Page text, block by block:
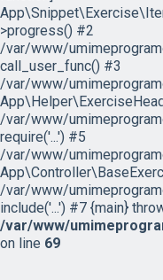
>progress() #2
/var/www/
call_user_func() #3
/var/www/
/var/www/
require('...') #5
/var/www/
/var/www/
include('...') #7 {main}
/var/www/
on line 69